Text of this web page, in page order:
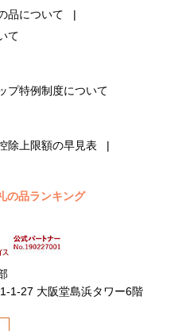
品について
て
プ特例制度について
除上限額の早見表
の品ランキング
1-27 大阪堂島浜タワー6階